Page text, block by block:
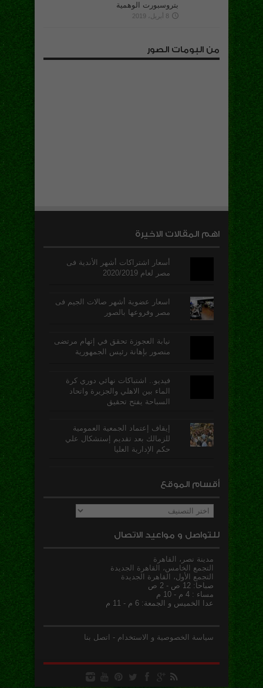
بتروسبورت الوهمية
8 أبريل، 2019
من البومات الصور
اهم المقالات الاخيرة
أسعار اشتراكات أشهر الأندية فى
مصر لعام 2020/2019
اسعار عضوية أشهر صالات الجيم فى
مصر وفروعها بالصور
نيابة العجوزة تحقق في إتهام مرتضى
منصور بإهانة رئيس الجمهورية
فيديو.. اشتباكات نهائي دوري كرة
الماء بين الاهلي والجزيرة واتحاد
السباحة يفتح تحقيق
إيقاف إعتماد الجمعية العمومية
للزمالك بعد تقديم إستشكال علي
حكم الإدارية العليا
أقسام الموقع
أقسام
الموقع
للتواصل و مواعيد الاتصال
مدينة نصر، القاهرة
التجمع الخامس، القاهرة الجديدة
التجمع الأول، القاهرة الجديدة
صباحا: 12 ص - 2 ص
مساء : 4 م - 10 م
عدا الخميس و الجمعة: 6 م - 11 م
سياسة الخصوصية و الاستخدام - اتصل بنا